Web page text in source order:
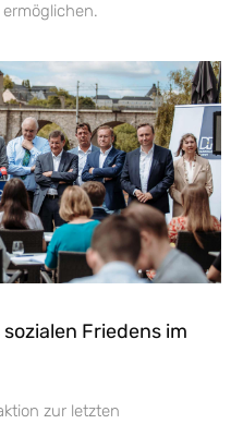
Friedens im
zur letzten